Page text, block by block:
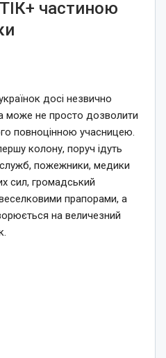
частиною
досі незвично
може не просто дозволити
повноцінною учасницею.
колону, поруч ідуть
пожежники, медики
сил, громадський
прапорами, а
на величезний